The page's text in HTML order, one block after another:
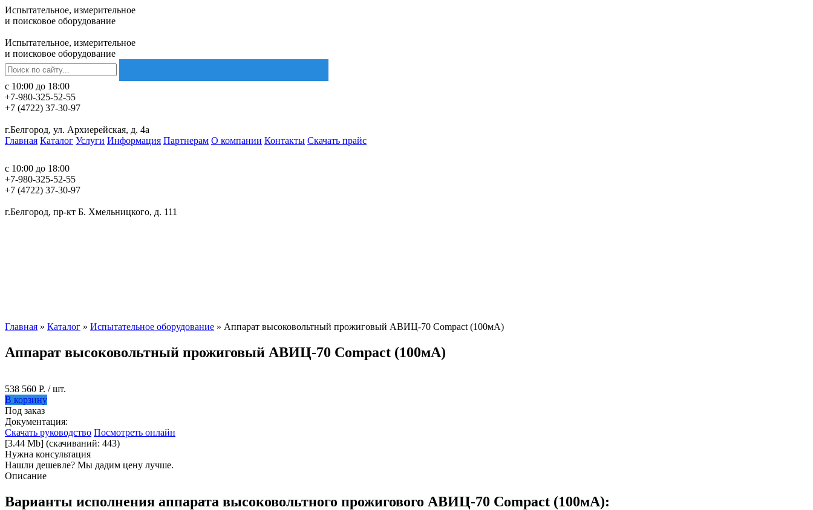
Испытательное, измерительное
и поисковое оборудование
Испытательное, измерительное
и поисковое оборудование
с 10:00 до 18:00
+7-980-325-52-55
+7 (4722) 37-30-97
г.Белгород, ул. Архиерейская, д. 4а
Главная Каталог Услуги Информация Партнерам О компании Контакты Скачать прайс
с 10:00 до 18:00
+7-980-325-52-55
+7 (4722) 37-30-97
г.Белгород, пр-кт Б. Хмельницкого, д. 111
Главная » Каталог » Испытательное оборудование » Аппарат высоковольтный прожиговый АВИЦ-70 Compact (100мА)
Аппарат высоковольтный прожиговый АВИЦ-70 Compact (100мА)
538 560 Р. / шт.
В корзину
Под заказ
Документация:
Скачать руководство Посмотреть онлайн
[3.44 Mb] (cкачиваний: 443)
Нужна консультация
Нашли дешевле? Мы дадим цену лучше.
Описание
Варианты исполнения аппарата высоковольтного прожигового АВИЦ-70 Compact (100мА):